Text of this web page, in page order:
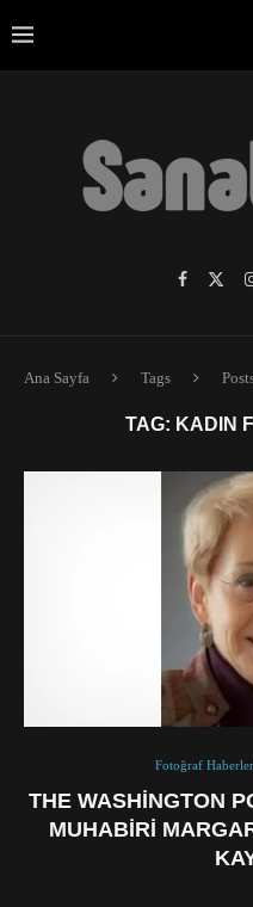
Ana Sayfa Tags
TAG: KADIN
Fotoğraf
THE WASHINGTON
MUHABIRI